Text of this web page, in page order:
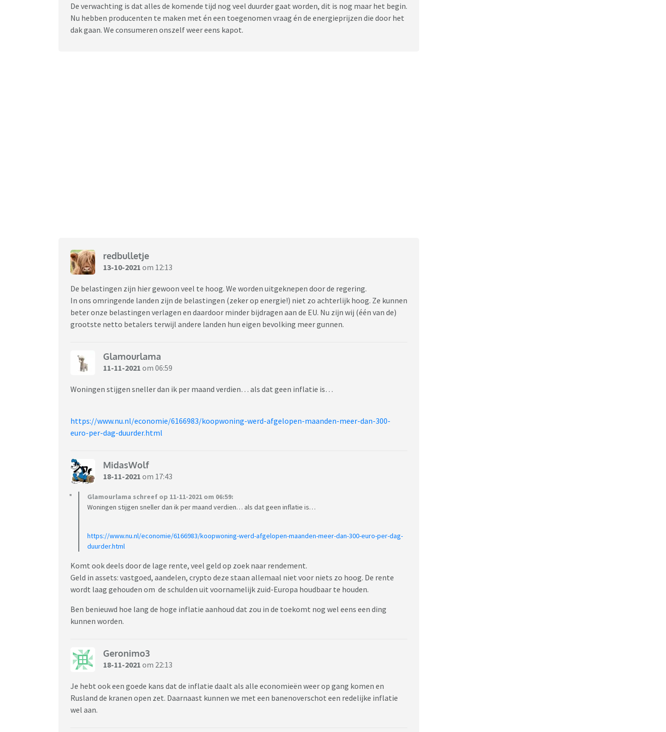
De verwachting is dat alles de komende tijd nog veel duurder gaat worden, dit is nog maar het begin.
Nu hebben producenten te maken met én een toegenomen vraag én de energieprijzen die door het
dak gaan. We consumeren onszelf weer eens kapot.
redbulletje
13-10-2021 om 12:13
De belastingen zijn hier gewoon veel te hoog. We worden uitgeknepen door de regering.
In ons omringende landen zijn de belastingen (zeker op energie!) niet zo achterlijk hoog. Ze kunnen
beter onze belastingen verlagen en daardoor minder bijdragen aan de EU. Nu zijn wij (één van de)
grootste netto betalers terwijl andere landen hun eigen bevolking meer gunnen.
Glamourlama
11-11-2021 om 06:59
Woningen stijgen sneller dan ik per maand verdien… als dat geen inflatie is…
https://www.nu.nl/economie/6166983/koopwoning-werd-afgelopen-maanden-meer-dan-300-
euro-per-dag-duurder.html
MidasWolf
18-11-2021 om 17:43
Glamourlama schreef op 11-11-2021 om 06:59:
Woningen stijgen sneller dan ik per maand verdien… als dat geen inflatie is…
https://www.nu.nl/economie/6166983/koopwoning-werd-afgelopen-maanden-meer-dan-300-euro-per-dag-
duurder.html
Komt ook deels door de lage rente, veel geld op zoek naar rendement.
Geld in assets: vastgoed, aandelen, crypto deze staan allemaal niet voor niets zo hoog. De rente
wordt laag gehouden om de schulden uit voornamelijk zuid-Europa houdbaar te houden.
Ben benieuwd hoe lang de hoge inflatie aanhoud dat zou in de toekomt nog wel eens een ding
kunnen worden.
Geronimo3
18-11-2021 om 22:13
Je hebt ook een goede kans dat de inflatie daalt als alle economieën weer op gang komen en
Rusland de kranen open zet. Daarnaast kunnen we met een banenoverschot een redelijke inflatie
wel aan.